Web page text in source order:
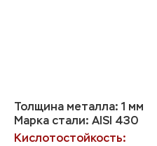
Толщина металла: 1 мм
Марка стали: AISI 430
Кислотостойкость: